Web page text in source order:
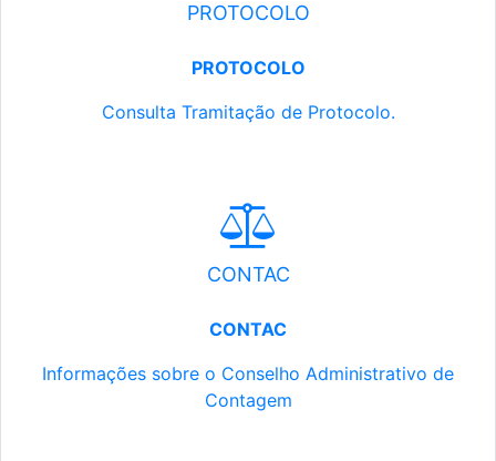
PROTOCOLO
PROTOCOLO
Consulta Tramitação de Protocolo.
CONTAC
CONTAC
Informações sobre o Conselho Administrativo de
Contagem